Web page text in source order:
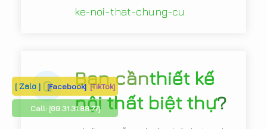
ke-noi-that-chung-cu
Q Bạn cầnthiết kế
nội thất biệt thự?
[ Zalo ] [Facebook] [TikTok]
Call: [09.31.31.88.77]